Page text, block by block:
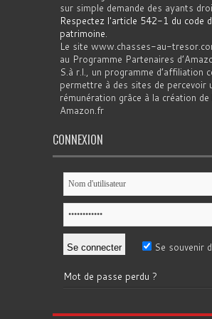
sur simple demande des ayants
Respectez l'article 542-1 du code
patrimoine.
Le site www.chasses-au-
au Programme Partenaires
S.à r.l., un programme d’affiliation
permettre à des sites de percevoir
rémunération grâce à la création de
Amazon.fr
CONNEXION
Se souvenir
Mot de passe perdu ?